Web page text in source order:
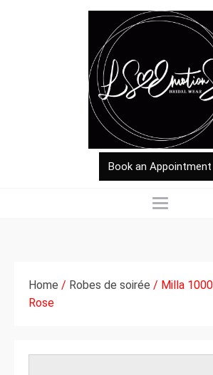
Book an Appointment
Home / Robes de soirée / Milla
Rose